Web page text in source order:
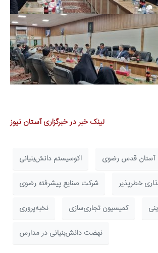
لینک خبر در خبرگزاری آستان نیوز
آستان قدس رضوی اکوسیستم دانش‌بنیانی
خطرپذیر شرکت صنایع پیشرفته رضوی
کمیسیون تجاری‌سازی نخبه‌پروری
نهضت دانش‌بنیانی در مدارس